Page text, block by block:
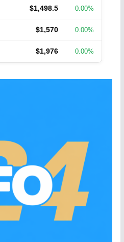
$1,498.5 0.00%
$1,570 0.00%
$1,976 0.00%